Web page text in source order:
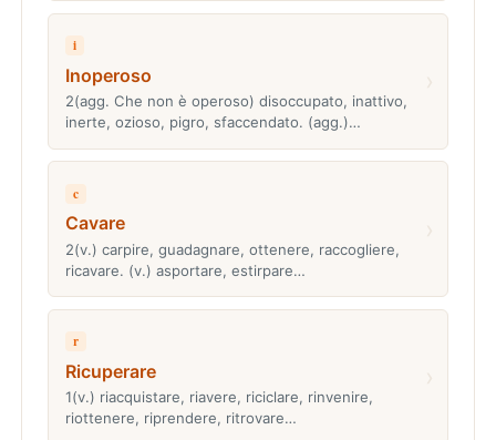
i
Inoperoso
2(agg. Che non è operoso) disoccupato, inattivo,
inerte, ozioso, pigro, sfaccendato. (agg.)…
c
Cavare
2(v.) carpire, guadagnare, ottenere, raccogliere,
ricavare. (v.) asportare, estirpare…
r
Ricuperare
1(v.) riacquistare, riavere, riciclare, rinvenire,
riottenere, riprendere, ritrovare…